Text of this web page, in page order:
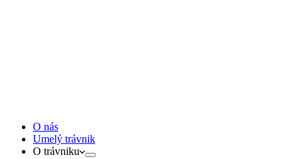
O nás
Umelý trávnik
O trávniku